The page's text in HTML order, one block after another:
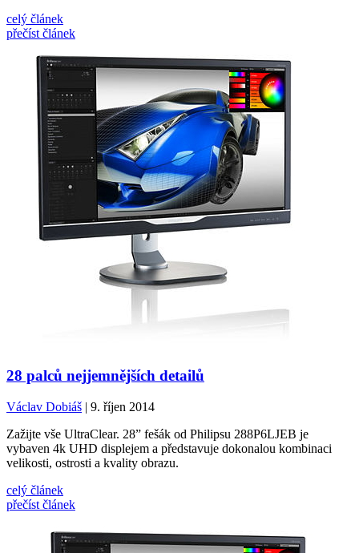
celý článek
přečíst článek
28 palců nejjemnějších detailů
Václav Dobiáš | 9. říjen 2014
Zažijte vše UltraClear. 28” fešák od Philipsu 288P6LJEB je
vybaven 4k UHD displejem a představuje dokonalou kombinaci
velikosti, ostrosti a kvality obrazu.
celý článek
přečíst článek